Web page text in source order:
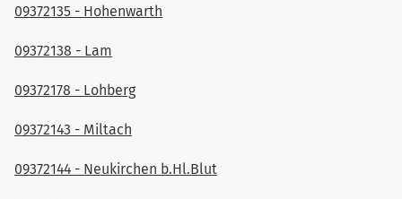
09372135 - Hohenwarth
09372138 - Lam
09372178 - Lohberg
09372143 - Miltach
09372144 - Neukirchen b.Hl.Blut